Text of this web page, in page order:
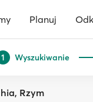
Planuj
1 Wyszukiwanie
Rzym